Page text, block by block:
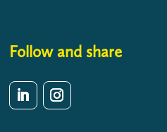
Follow and share